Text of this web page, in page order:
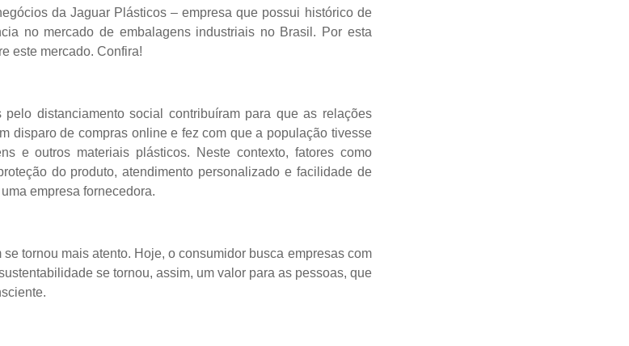
da Jaguar Plásticos – empresa que possui histórico de
no mercado de embalagens industriais no Brasil. Por esta
este mercado. Confira!
distanciamento social contribuíram para que as relações
disparo de compras online e fez com que a população tivesse
e outros materiais plásticos. Neste contexto, fatores como
do produto, atendimento personalizado e facilidade de
empresa fornecedora.
tornou mais atento. Hoje, o consumidor busca empresas com
se tornou, assim, um valor para as pessoas, que